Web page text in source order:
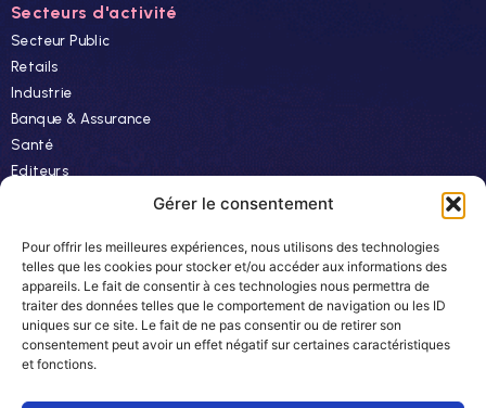
Gérer le consentement
Pour offrir les meilleures expériences, nous utilisons des technologies
telles que les cookies pour stocker et/ou accéder aux informations des
appareils. Le fait de consentir à ces technologies nous permettra de
traiter des données telles que le comportement de navigation ou les ID
uniques sur ce site. Le fait de ne pas consentir ou de retirer son
consentement peut avoir un effet négatif sur certaines caractéristiques
et fonctions.
Secteurs d'activité
Secteur Public
Retails
Industrie
Banque & Assurance
Santé
Editeurs
Ressources
Actualités
Evénements
Autres